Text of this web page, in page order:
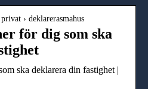
› deklarerasmahus
för dig som ska
ska deklarera din fastighet |